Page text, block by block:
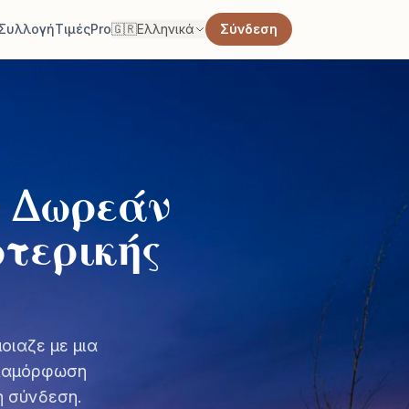
ΤιμέςPro🇬🇷Ελληνικά Σύνδεση
με μια
σύνδεση.